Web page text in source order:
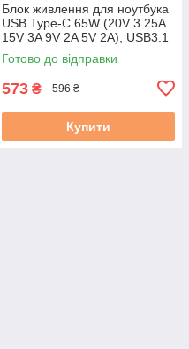
Блок живлення для ноутбука
USB Type-C 65W (20V 3.25A
15V 3A 9V 2A 5V 2A), USB3.1
Lenovo оригінал б.в
Готово до відправки
573 ₴ 596 ₴
Купити